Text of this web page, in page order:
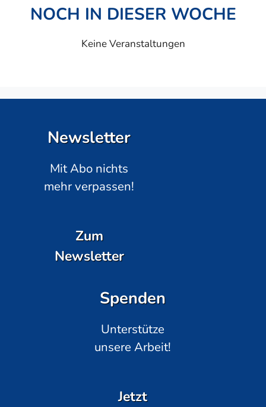
NOCH IN DIESER WOCHE
Keine Veranstaltungen
Newsletter
Mit Abo nichts
mehr verpassen!
Zum
Newsletter
Spenden
Unterstütze
unsere Arbeit!
Jetzt